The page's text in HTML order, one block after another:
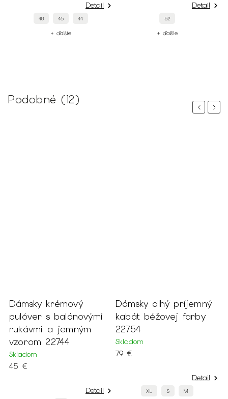
Detail
48 46 44
+ ďalšie
Detail
52
+ ďalšie
Podobné (12)
Previous
Dámsky krémový
pulóver s balónovými
rukávmi a jemným
vzorom 22744
Skladom
45 €
Detail
Dámsky dlhý príjemný
kabát béžovej farby
22754
Skladom
79 €
Detail
XL S M
Next